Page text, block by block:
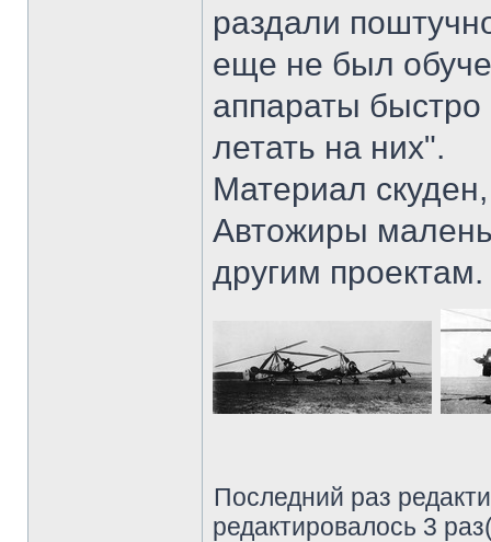
раздали
еще не был
аппараты
летать на них".
Материал
Автожиры
другим проектам.
Последний раз
редактировалось 3